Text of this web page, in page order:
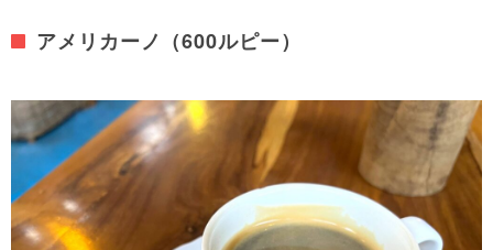
アメリカーノ（600ルピー）